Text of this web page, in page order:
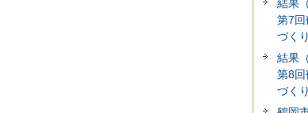
結果
第7回
づく
結果
第8回
づく